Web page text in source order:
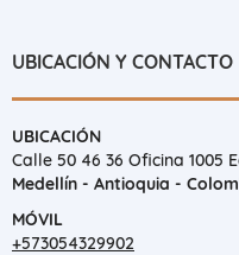
UBICACIÓN Y CONTACTO
UBICACIÓN
Calle 50 46 36 Oficina 1005
Medellín - Antioquia -
MÓVIL
+573054329902